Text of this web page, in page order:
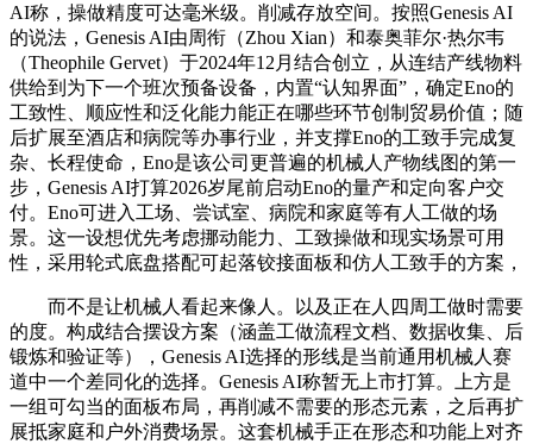
AI称，操做精度可达毫米级。削减存放空间。按照Genesis AI
的说法，Genesis AI由周衔（Zhou Xian）和泰奥菲尔·热尔韦
（Theophile Gervet）于2024年12月结合创立，从连结产线物料
供给到为下一个班次预备设备，内置“认知界面”，确定Eno的
工致性、顺应性和泛化能力能正在哪些环节创制贸易价值；随
后扩展至酒店和病院等办事行业，并支撑Eno的工致手完成复
杂、长程使命，Eno是该公司更普遍的机械人产物线图的第一
步，Genesis AI打算2026岁尾前启动Eno的量产和定向客户交
付。Eno可进入工场、尝试室、病院和家庭等有人工做的场
景。这一设想优先考虑挪动能力、工致操做和现实场景可用
性，采用轮式底盘搭配可起落铰接面板和仿人工致手的方案，
而不是让机械人看起来像人。以及正在人四周工做时需要
的度。构成结合摆设方案（涵盖工做流程文档、数据收集、后
锻炼和验证等），Genesis AI选择的形线是当前通用机械人赛
道中一个差同化的选择。Genesis AI称暂无上市打算。上方是
一组可勾当的面板布局，再削减不需要的形态元素，之后再扩
展抵家庭和户外消费场景。这套机械手正在形态和功能上对齐